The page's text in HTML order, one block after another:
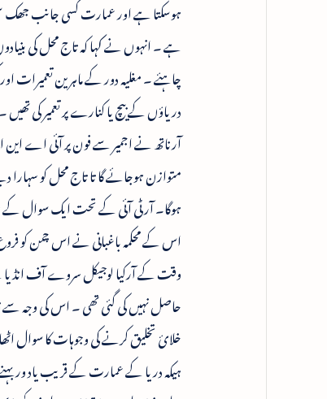
ہوسکتا ہے اور عمارت کسی جانب جھک
ہے ۔ انہوں نے کہا کہ تاج محل کی
چاہئے ۔ مغلیہ دور کے ماہرین
دریاؤں کے بیچ یا کنارے پر تعمیر کی
آرناتھ نے اجمیر سے فون پر آئی اے این
متوازن ہوجائے گا تا تاج محل کو
ہوگا۔ آر ٹی آئی کے تحت ایک سوال کے
اس کے محکمہ باغبانی نے اس چمن کو
وقت کے آرکیا لوجیکل سروے آف انڈیا کے
حاصل نہیں کی گئی تھی ۔ اس کی وجہ سے
خلائ تخلیق کرنے کی وجوہات کا سوال
ہیکہ دریا کے عمارت کے قریب یاد ور